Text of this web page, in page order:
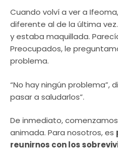
Cuando volví a ver a
diferente al de la última
y estaba maquillada.
Preocupados, le
problema.
“No hay ningún problema”,
pasar a saludarlos”.
De inmediato,
animada. Para nosotros, es
reunirnos con los